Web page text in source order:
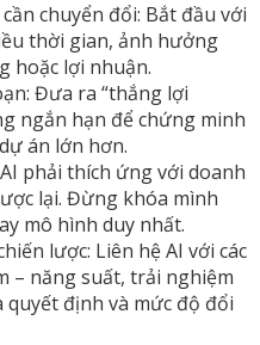
chuyển đổi: Bắt đầu với
thời gian, ảnh hưởng
hoặc lợi nhuận.
Đưa ra “thắng lợi
ngắn hạn để chứng minh
án lớn hơn.
phải thích ứng với doanh
lại. Đừng khóa mình
mô hình duy nhất.
lược: Liên hệ AI với các
– năng suất, trải nghiệm
định và mức độ đổi